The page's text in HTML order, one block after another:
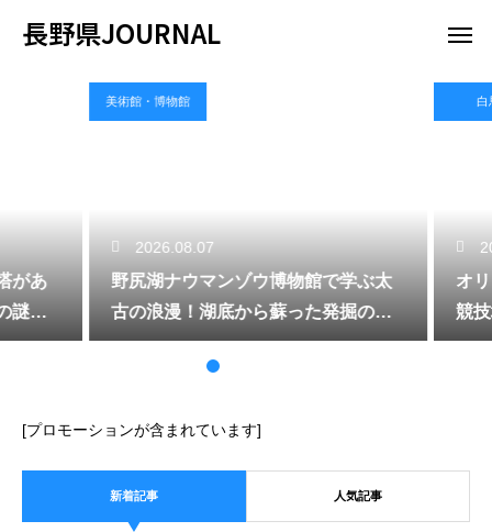
長野県JOURNAL
あ
に
美術館・博物館
2026.08.07
野尻湖ナウマンゾウ博物館で学ぶ太
古の浪漫！湖底から蘇った発掘の歴
史
白馬
オリ
競技
体験
[プロモーションが含まれています]
新着記事 人気記事